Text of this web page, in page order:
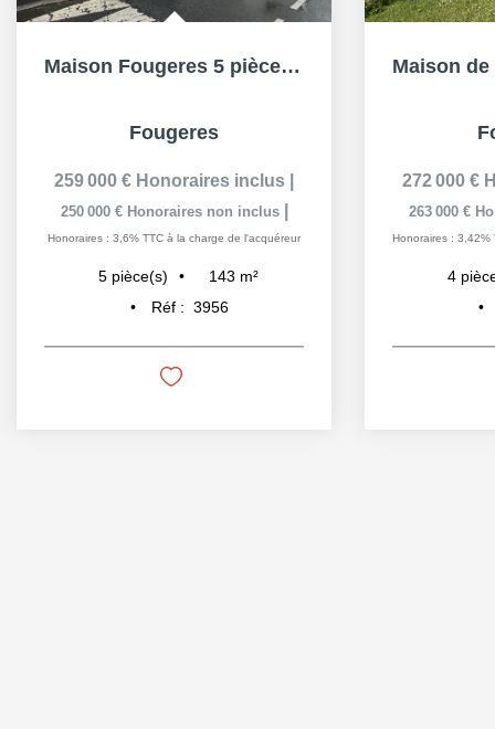
Maison Fougeres 5 pièces142.68 m2 - 4 garages - Sous-sol
Fougeres
259 000 € Honoraires inclus
250 000 € Honoraires non inclus
Honoraires : 3,6% TTC à la charge de l'acquéreur
5 pièce(s) 143 m²
Réf : 3956
272 000 €
263 000 €
Honoraires : 3,42%
4